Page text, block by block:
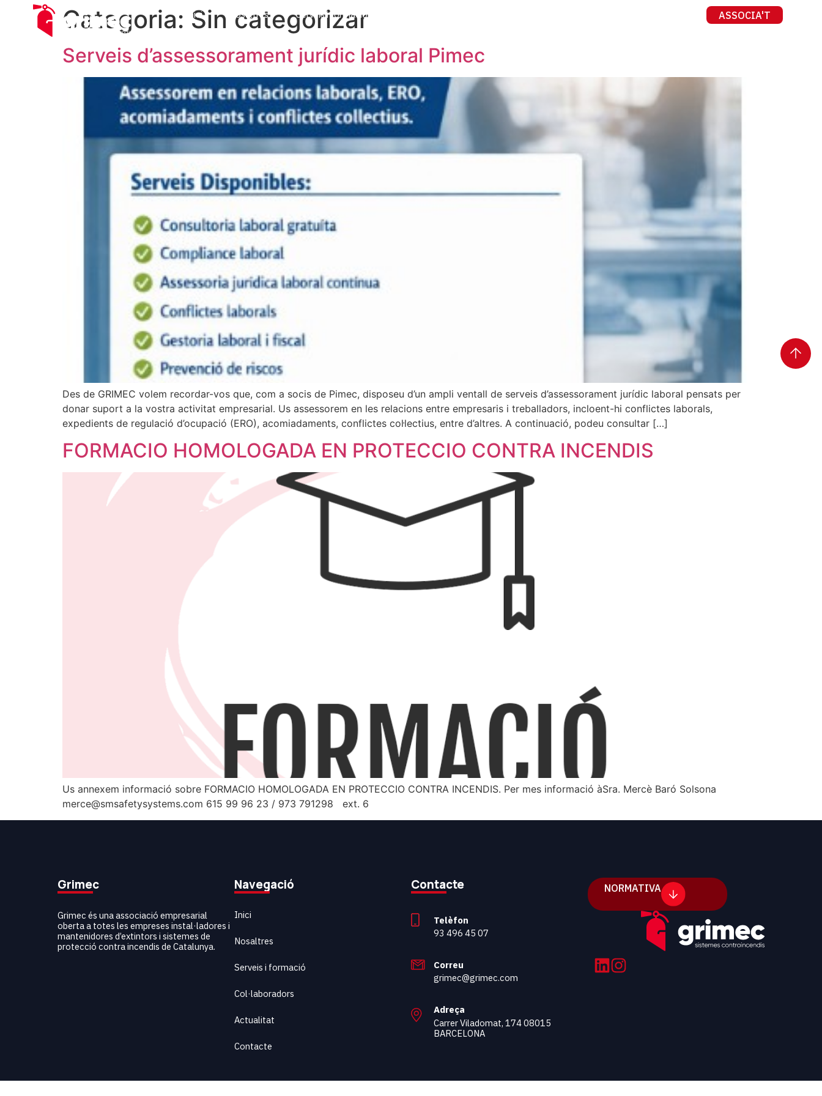
Inici Nosaltres Serveis i formació ASSOCIA'T
Categoria: Sin categorizar
Serveis d’assessorament jurídic laboral Pimec
Des de GRIMEC volem recordar-vos que, com a socis de Pimec, disposeu d’un ampli ventall de serveis d’assessorament jurídic laboral pensats per
donar suport a la vostra activitat empresarial. Us assessorem en les relacions entre empresaris i treballadors, incloent-hi conflictes laborals,
expedients de regulació d’ocupació (ERO), acomiadaments, conflictes col·lectius, entre d’altres. A continuació, podeu consultar […]
FORMACIO HOMOLOGADA EN PROTECCIO CONTRA INCENDIS
Us annexem informació sobre FORMACIO HOMOLOGADA EN PROTECCIO CONTRA INCENDIS. Per mes informació àSra. Mercè Baró Solsona
merce@smsafetysystems.com 615 99 96 23 / 973 791298 ext. 6
Grimec
Grimec és una associació empresarial
oberta a totes les empreses instal·ladores i
mantenidores d’extintors i sistemes de
protecció contra incendis de Catalunya.
Navegació
Inici
Nosaltres
Serveis i formació
Col·laboradors
Actualitat
Contacte
Contacte
Telèfon
93 496 45 07
Correu
grimec@grimec.com
Adreça
Carrer Viladomat, 174 08015
BARCELONA
NORMATIVA